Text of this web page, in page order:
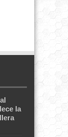
la